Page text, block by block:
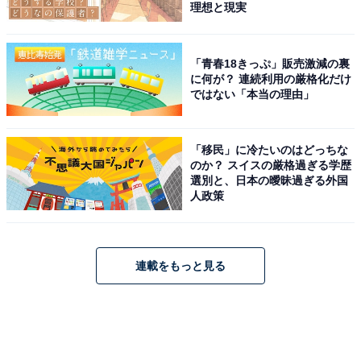
理想と現実
「青春18きっぷ」販売激減の裏
に何が？ 連続利用の厳格化だけ
ではない「本当の理由」
「移民」に冷たいのはどっちな
のか？ スイスの厳格過ぎる学歴
選別と、日本の曖昧過ぎる外国
人政策
連載をもっと見る